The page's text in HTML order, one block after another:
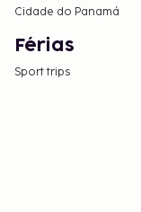
Cidade do Panamá
Férias
Sport trips